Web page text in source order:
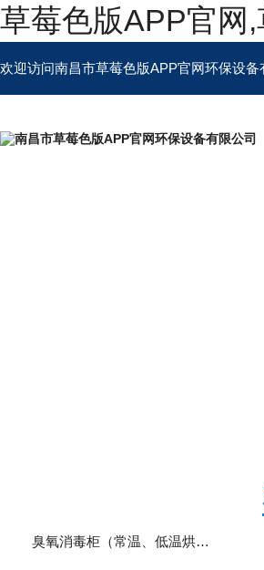
草莓色版APP官网
欢迎访问南昌市草莓色版APP官网环保设备
臭氧消毒柜（常温、低温烘干）